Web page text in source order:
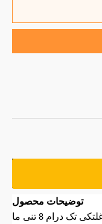
توضیحات محصول
در اینجا معرفی مختصری از کمپکتور غلتکی تک درام 8 تنی ما